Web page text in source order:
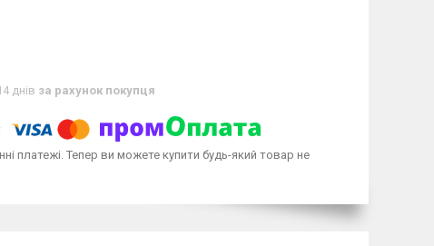
днів за рахунок покупця
платежі. Тепер ви можете купити будь-який товар не